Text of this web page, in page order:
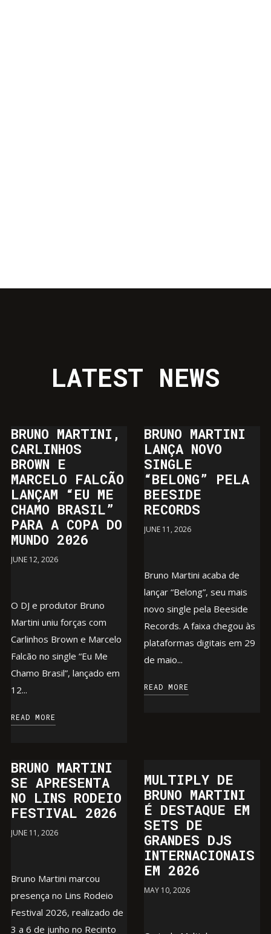
LATEST NEWS
BRUNO MARTINI,
CARLINHOS
BROWN E
MARCELO FALCÃO
LANÇAM “EU ME
CHAMO BRASIL”
PARA A COPA DO
MUNDO 2026
JUNE 12, 2026
O DJ e produtor Bruno
Martini uniu forças com
Carlinhos Brown e Marcelo
Falcão no single “Eu Me
Chamo Brasil”, lançado em
12...
READ MORE
BRUNO MARTINI
LANÇA NOVO
SINGLE
“BELONG” PELA
BEESIDE
RECORDS
JUNE 11, 2026
Bruno Martini acaba de
lançar “Belong”, seu mais
novo single pela Beeside
Records. A faixa chegou às
plataformas digitais em 29
de maio...
READ MORE
BRUNO MARTINI
SE APRESENTA
NO LINS RODEIO
FESTIVAL 2026
JUNE 11, 2026
Bruno Martini marcou
presença no Lins Rodeio
Festival 2026, realizado de
3 a 6 de junho no Recinto
MULTIPLY DE
BRUNO MARTINI
É DESTAQUE EM
SETS DE
GRANDES DJS
INTERNACIONAIS
EM 2026
MAY 10, 2026